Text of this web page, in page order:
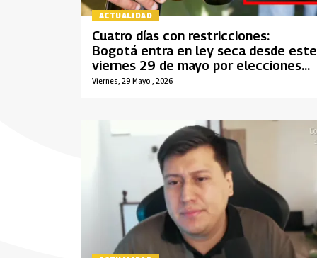
ACTUALIDAD
Viernes, 29 Mayo , 2026
Cuatro días con restricciones:
Bogotá entra en ley seca desde este
viernes 29 de mayo por elecciones
presidenciales